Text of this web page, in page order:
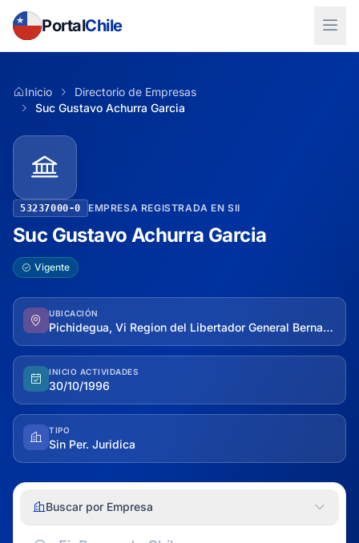
PortalChile
Inicio
Directorio de Empresas
Suc Gustavo Achurra Garcia
53237000-0 EMPRESA REGISTRADA EN SII
Suc Gustavo Achurra Garcia
Vigente
UBICACIÓN
Pichidegua, Vi Region del Libertador General Bernardo O'higgins
INICIO ACTIVIDADES
30/10/1996
TIPO
Sin Per. Juridica
Buscar por Empresa